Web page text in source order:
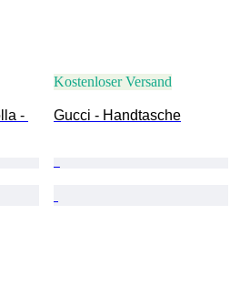
-
Kostenloser Versand
Gucci - Handtasche